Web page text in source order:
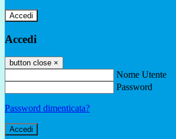
Accedi
Accedi
button close ×
Nome Utente
Password
Password dimenticata?